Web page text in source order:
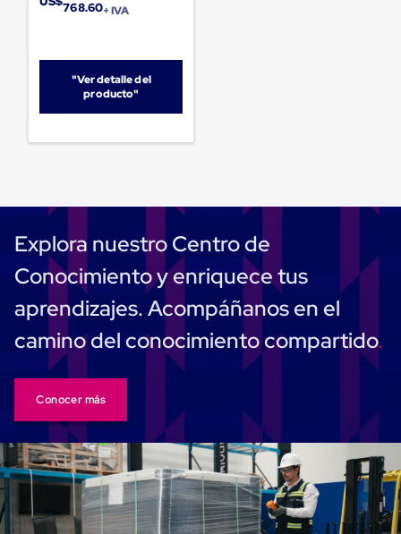
Playo
Film
Automatico
Emplaye
Manual
para
Plastica
Hood
Manejo
de
carga
sin
tarimas
Slip
Sheet
Slip
Plastico
Slip
Sheet
de
Carton
Tarimas
Tarimas
de
768.60+ IVA
"Ver detalle del
producto"
Explora nuestro Centro de
Conocimiento y enriquece tus
aprendizajes. Acompáñanos en el
camino del conocimiento compartido
Conocer más